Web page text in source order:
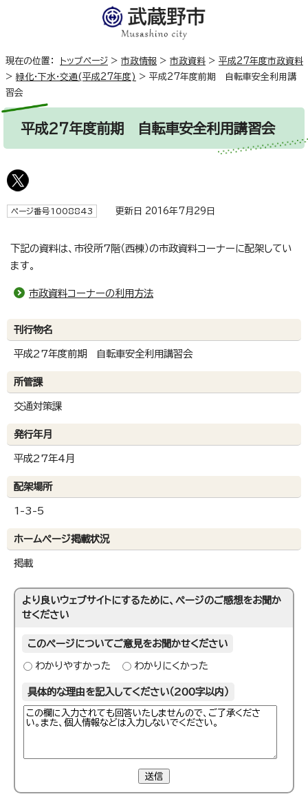
現在の位置： トップページ > 市政情報 > 市政資料 > 平成27年度市政資料
> 緑化・下水・交通(平成27年度) > 平成27年度前期 自転車安全利用講
習会
平成27年度前期 自転車安全利用講習会
ページ番号1008843 更新日 2016年7月29日
下記の資料は、市役所7階（西棟）の市政資料コーナーに配架してい
ます。
市政資料コーナーの利用方法
刊行物名
平成27年度前期 自転車安全利用講習会
所管課
交通対策課
発行年月
平成27年4月
配架場所
1-3-5
ホームページ掲載状況
掲載
より良いウェブサイトにするために、ページのご感想をお聞か
せください
このページについてご意見をお聞かせください
わかりやすかった わかりにくかった
具体的な理由を記入してください（200字以内）
送信